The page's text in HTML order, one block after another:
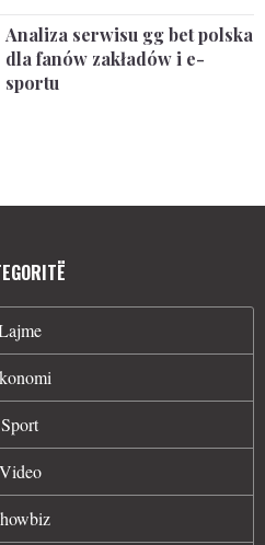
Analiza serwisu gg bet polska
dla fanów zakładów i e-
sportu
Sport
Video